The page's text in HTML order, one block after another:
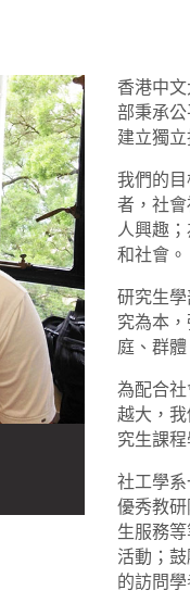
香港中
部秉承
建立獨
我們的
者，社
人興趣
和社會。
研究生
究為本
庭、群
為配合
越大，
究生課程
社工學
優秀教
生服務
活動；
的訪問學